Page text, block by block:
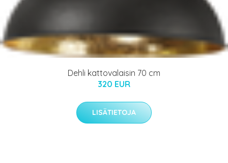
Dehli kattovalaisin 70 cm
320 EUR
LISÄTIETOJA